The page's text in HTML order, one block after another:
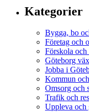
Kategorier
Bygga, bo
Företag och
Förskola
Göteborg
Jobba i
Kommun
Omsorg och
Trafik och
Uppleva och